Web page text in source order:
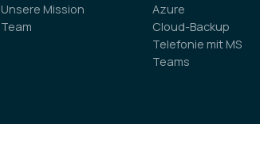
Unsere Mission
Team
Azure
Cloud-Backup
Telefonie mit MS
Teams